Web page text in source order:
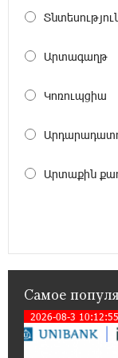
кибербезопасности
«Travel»
Արտագաղթ
Կոռուպցիա
Արտաքին
Самое
2026-08-3 10:12:55